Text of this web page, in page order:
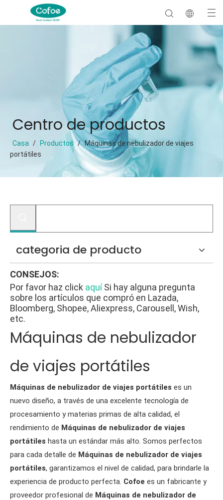
Centro de productos
Casa / Productos / Máquinas de nebulizador de viajes
portátiles
categoria de producto
CONSEJOS:
Por favor haz click aquí Si hay alguna pregunta
sobre los artículos que compró en Lazada,
Bloomberg, Shopee, Aliexpress, Carousell, Wish,
etc.
Máquinas de nebulizador
de viajes portátiles
Máquinas de nebulizador de viajes portátiles es un
nuevo diseño, a través de una excelente tecnología de
procesamiento y materias primas de alta calidad, el
rendimiento de Máquinas de nebulizador de viajes
portátiles hasta un estándar más alto. Somos perfectos
para cada detalle de Máquinas de nebulizador de viajes
portátiles, garantizamos el nivel de calidad, para brindarle la
experiencia de producto perfecta. Cofoe es un fabricante y
proveedor profesional de Máquinas de nebulizador de